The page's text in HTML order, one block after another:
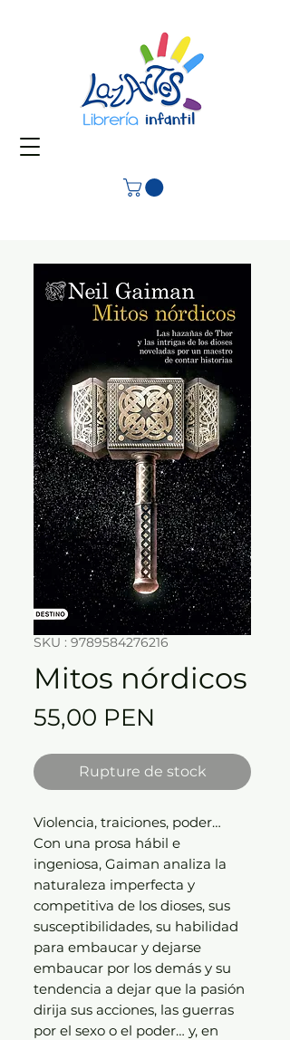
SKU : 9789584276216
Mitos nórdicos
55,00 PEN
Rupture de stock
Violencia, traiciones, poder…
Con una prosa hábil e
ingeniosa, Gaiman analiza la
naturaleza imperfecta y
competitiva de los dioses, sus
susceptibilidades, su habilidad
para embaucar y dejarse
embaucar por los demás y su
tendencia a dejar que la pasión
dirija sus acciones, las guerras
por el sexo o el poder… y, en